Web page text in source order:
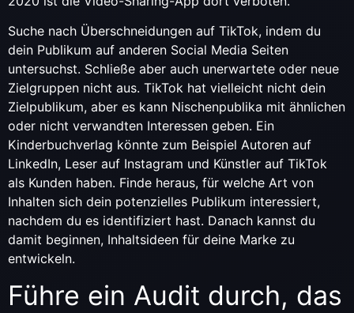
Suche nach Überschneidungen auf TikTok, indem du
dein Publikum auf anderen Social Media Seiten
untersuchst. Schließe aber auch unerwartete oder neue
Zielgruppen nicht aus. TikTok hat vielleicht nicht dein
Zielpublikum, aber es kann Nischenpublika mit ähnlichen
oder nicht verwandten Interessen geben. Ein
Kinderbuchverlag könnte zum Beispiel Autoren auf
LinkedIn, Leser auf Instagram und Künstler auf TikTok
als Kunden haben. Finde heraus, für welche Art von
Inhalten sich dein potenzielles Publikum interessiert,
nachdem du es identifiziert hast. Danach kannst du
damit beginnen, Inhaltsideen für deine Marke zu
entwickeln.
Führe ein Audit durch, das